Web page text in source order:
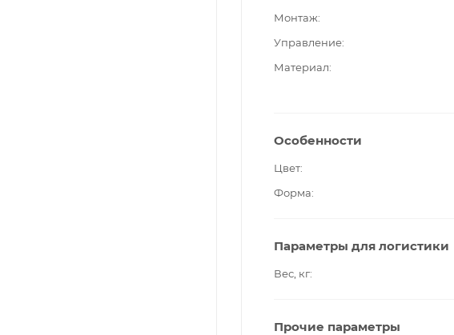
Монтаж
Управление
Материал
Особенности
Цвет
Форма
Параметры для логистики
Вес, кг
Прочие параметры